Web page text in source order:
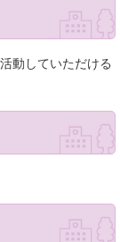
動していただける